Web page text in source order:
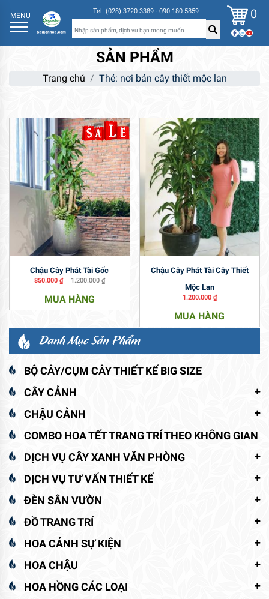
MENU Tel: (028) 3720 3389 - 090 180 5859 0
SẢN PHẨM
Trang chủ Thẻ: nơi bán cây thiết mộc lan
Chậu Cây Phát Tài Gốc
850.000 ₫ 1.200.000₫
MUA HÀNG
Chậu Cây Phát Tài Cây Thiết
Mộc Lan
1.200.000 ₫
MUA HÀNG
Danh Mục Sản Phẩm
BỘ CÂY/CỤM CÂY THIẾT KẾ BIG SIZE
CÂY CẢNH
CHẬU CẢNH
COMBO HOA TẾT TRANG TRÍ THEO KHÔNG GIAN
DỊCH VỤ CÂY XANH VĂN PHÒNG
DỊCH VỤ TƯ VẤN THIẾT KẾ
ĐÈN SÂN VƯỜN
ĐỒ TRANG TRÍ
HOA CẢNH SỰ KIỆN
HOA CHẬU
HOA HỒNG CÁC LOẠI